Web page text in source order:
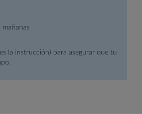
la instrucción) para asegurar que tu